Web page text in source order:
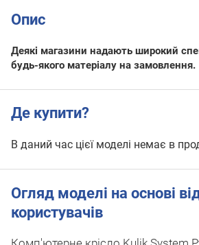
Опис
Деякі магазини надають широкий
будь-якого матеріалу на замовлення.
Де купити?
В даний час цієї моделі немає в
Огляд моделі на основі
користувачів